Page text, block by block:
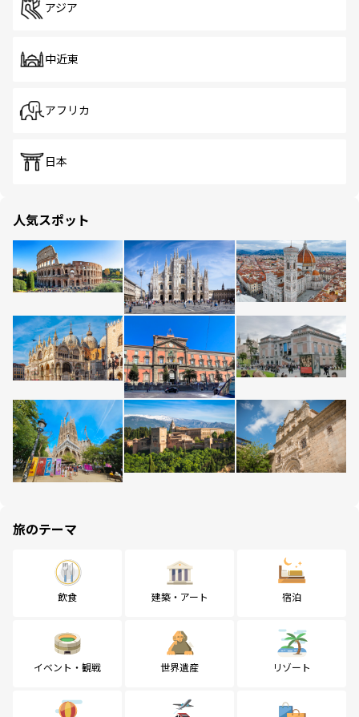
アジア
中近東
アフリカ
日本
人気スポット
旅のテーマ
飲食 建築・アート 宿泊
イベント・観戦 世界遺産 リゾート